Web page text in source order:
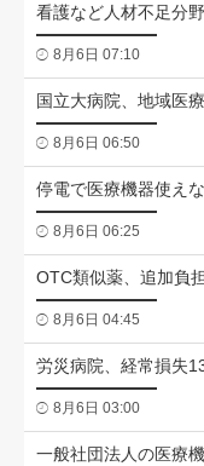
看護など人材不足分
8月6日 07:10
国立大病院、地域医
8月6日 06:50
停電で医療機器使え
8月6日 06:25
OTC類似薬、追加負
8月6日 04:45
労災病院、経常損失
8月6日 03:00
一般社団法人の医療